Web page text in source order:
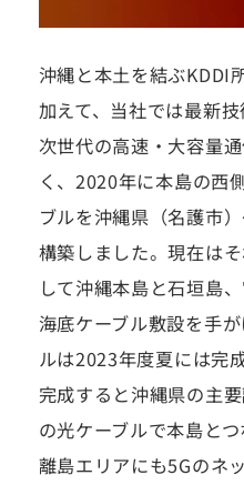
沖縄と本土を結ぶKDDI
加えて、当社では最新
次世代の高速・大容量
く、2020年に本島の西
ブルを沖縄県（名護市
構築しました。現在は
して沖縄本島と石垣島
海底ケーブル敷設を手
ルは2023年度夏には完
完成すると沖縄県の主
の光ケーブルで本島と
離島エリアにも5Gのネ